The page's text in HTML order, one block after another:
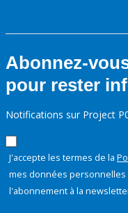
Abonnez-
pour rester
Notifications sur Project
J'accepte les termes de la
mes données
l'abonnement à la